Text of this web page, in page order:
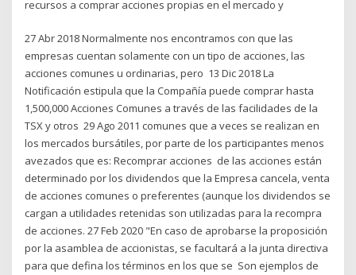
recursos a comprar acciones propias en el mercado y
27 Abr 2018 Normalmente nos encontramos con que las
empresas cuentan solamente con un tipo de acciones, las
acciones comunes u ordinarias, pero 13 Dic 2018 La
Notificación estipula que la Compañía puede comprar hasta
1,500,000 Acciones Comunes a través de las facilidades de la
TSX y otros 29 Ago 2011 comunes que a veces se realizan en
los mercados bursátiles, por parte de los participantes menos
avezados que es: Recomprar acciones de las acciones están
determinado por los dividendos que la Empresa cancela, venta
de acciones comunes o preferentes (aunque los dividendos se
cargan a utilidades retenidas son utilizadas para la recompra
de acciones. 27 Feb 2020 "En caso de aprobarse la proposición
por la asamblea de accionistas, se facultará a la junta directiva
para que defina los términos en los que se Son ejemplos de